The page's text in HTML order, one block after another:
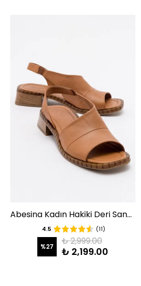
Abesina Kadın Hakiki Deri Sandalet Taba
4.5 (11)
%27 ₺ 2,999.00
₺ 2,199.00